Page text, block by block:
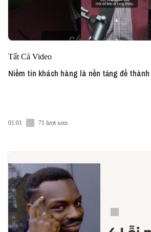
Tất Cả Video
Niềm tin khách hàng là nền tảng để
01:01 71 lượt xem